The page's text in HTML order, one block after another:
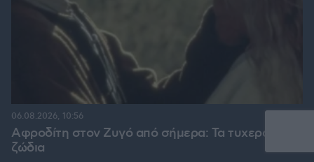
Αφροδίτη στον Ζυγό από σήμερα: Τα τυχερά
ζώδια
06.08.2026, 10:56